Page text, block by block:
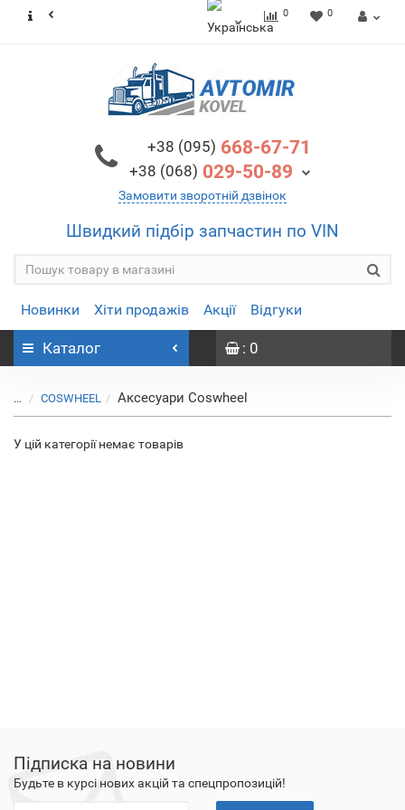
0 0
+38 (095) 668-67-71
+38 (068) 029-50-89
Замовити зворотній дзвінок
Швидкий підбір запчастин по VIN
Новинки Хіти продажів Акції Відгуки
Каталог : 0
... COSWHEEL Аксесуари Coswheel
У цій категорії немає товарів
Підписка на новини
Будьте в курсі нових акцій та спецпропозицій!